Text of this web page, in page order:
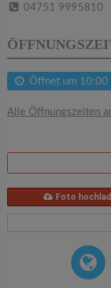
04751 9995810
Öffnet um 10:00
Alle Öffnungszeiten
Foto
g
a
t